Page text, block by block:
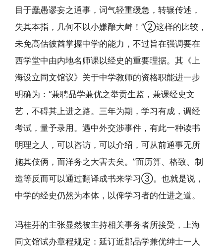
目于蠢愚谬妄之通事，词气轻重缓急，转辗传述，
失其本指，几何不以小嫌酿大衅！”②这样的比较，
未免高估彼酋掌握中学的能力，不过旨在强调要在
西学堂中由内地名师课以经史的重要理据。其《上
海设立同文馆议》关于中学教师的资格职能进一步
明确为：“兼聘品学兼优之举贡生监，兼课经史文
艺，不碍其上进之路。三年为期，学习有成，调经
考试，量予录用。遇中外交涉事件，有此一种读书
明理之人，可以咨访，可以介绍，可从前通事无所
施其伎俩，而洋务之大害去矣。”而历算、格致、制
造等反而可以通过翻译成书来学习③。也就是说，
中学的经史仍然为本体，以俾学习者的仕进之道。
冯桂芬的主张显然被主持相关事务者所接受，上海
同文馆试办章程规定：延订近郡品学兼优绅士一人